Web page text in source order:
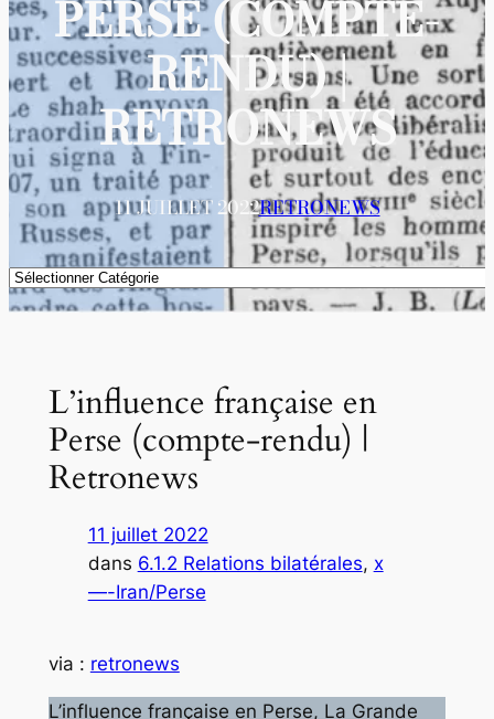
PERSE (COMPTE-
RENDU) |
RETRONEWS
11 JUILLET 2022RETRONEWS
Catégories
L’influence française en
Perse (compte-rendu) |
Retronews
11 juillet 2022
dans 6.1.2 Relations bilatérales, x
—-Iran/Perse
via : retronews
L’influence française en Perse, La Grande